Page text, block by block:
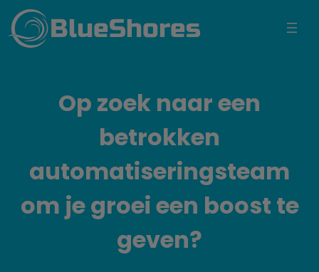
BlueShores
Op zoek naar een
betrokken
automatiseringsteam
om je groei een boost te
geven?